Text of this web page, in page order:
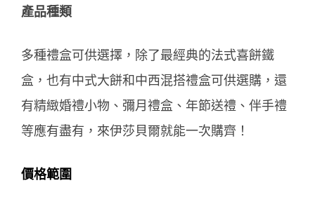
產品種類
多種禮盒可供選擇，除了最經典的法式喜餅鐵
盒，也有中式大餅和中西混搭禮盒可供選購，還
有精緻婚禮小物、彌月禮盒、年節送禮、伴手禮
等應有盡有，來伊莎貝爾就能一次購齊！
價格範圍